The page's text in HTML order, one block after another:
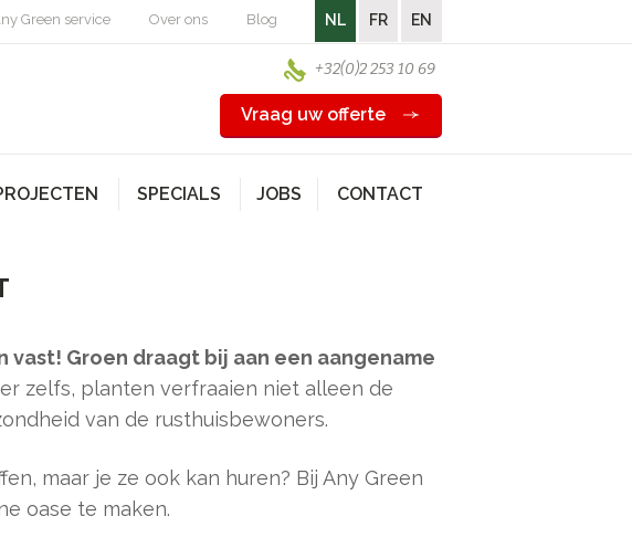
Green service Over ons Blog NL FR EN
+32(0)2 253 10 69
Vraag uw offerte
SPECIALS JOBS CONTACT
Groen draagt bij aan een aangename
zelfs, planten verfraaien niet alleen de
van de rusthuisbewoners.
maar je ze ook kan huren? Bij Any Green
oase te maken.